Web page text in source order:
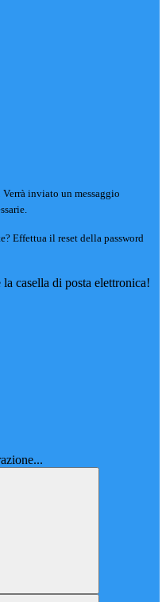
Verrà inviato un messaggio
Effettua il reset della password
casella di posta elettronica!